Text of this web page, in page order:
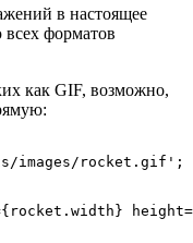
в настоящее
форматов
как GIF, возможно,
images/rocket.gif ' ;
{ rocket . width } height=